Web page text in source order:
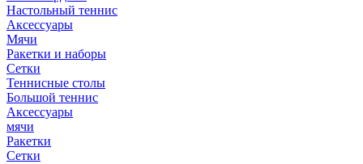
Настольный теннис
Аксессуары
Мячи
Ракетки и наборы
Сетки
Теннисные столы
Большой теннис
Аксессуары
мячи
Ракетки
Сетки